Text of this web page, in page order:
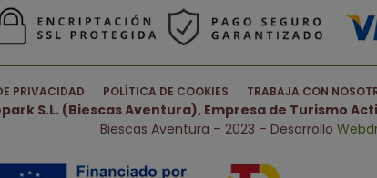
PRIVACIDAD POLÍTICA DE COOKIES TRABAJA CON
S.L. (Biescas Aventura), Empresa de Turismo
Biescas Aventura – 2023 – Desarrollo